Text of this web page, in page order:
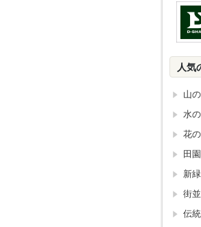
人気
山
水
花
田
新
街
伝